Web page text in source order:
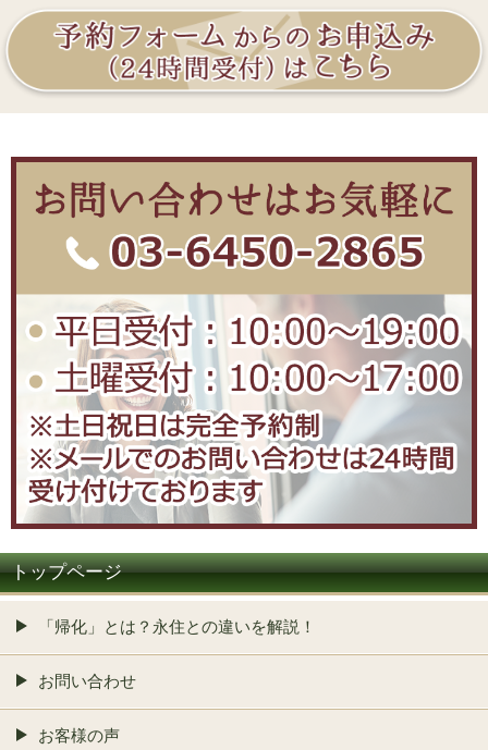
トップページ
「帰化」とは？永住との違いを解説！
お問い合わせ
お客様の声